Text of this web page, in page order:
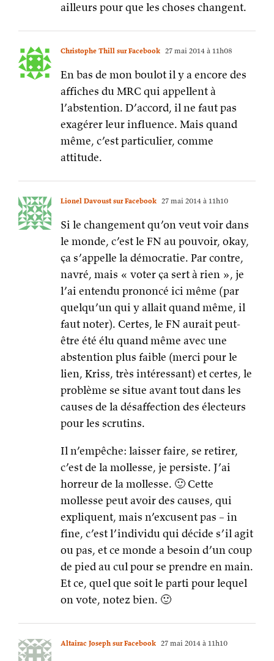
l’abstention. D’accord, il ne faut pas
attitude.
Lionel Davoust sur Facebook 27 mai 2014 à 11h10
Si le changement qu’on veut voir dans
le monde, c’est le FN au pouvoir, okay,
ça s’appelle la démocratie. Par contre,
quelqu’un qui y allait quand même, il
faut noter). Certes, le FN aurait peut-
être été élu quand même avec une
abstention plus faible (merci pour le
lien, Kriss, très intéressant) et certes, le
problème se situe avant tout dans les
causes de la désaffection des électeurs
pour les scrutins.
Il n’empêche: laisser faire, se retirer,
c’est de la mollesse, je persiste. J’ai
horreur de la mollesse. 🙂 Cette
mollesse peut avoir des causes, qui
expliquent, mais n’excusent pas – in
fine, c’est l’individu qui décide s’il agit
ou pas, et ce monde a besoin d’un coup
de pied au cul pour se prendre en main.
Et ce, quel que soit le parti pour lequel
on vote, notez bien. 🙂
Altairac Joseph sur Facebook 27 mai 2014 à 11h10
« Puisque ces mystères nous
dépassent, feignons d’en être
l’organisateur »… cela dit, Cocteau